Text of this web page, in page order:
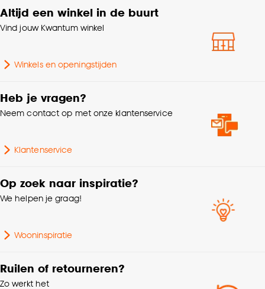
klikken.
Goed om te weten is dat je deze keuze altijd nog
cookieverklaring.
Standaard afmetingen 190x280cm
Gewicht 13 Kg
Geschikt voor ruimte
Breedte Vloerkleed
Lengte Vloerkleed
Altijd een winkel in de buurt
Vind jouw Kwantum winkel
Winkels en openingstijden
Heb je vragen?
Neem contact op met onze klantenservice
Klantenservice
Op zoek naar inspiratie?
We helpen je graag!
Wooninspiratie
Ruilen of retourneren?
Zo werkt het